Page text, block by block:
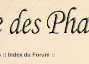
:: Index du Forum ::